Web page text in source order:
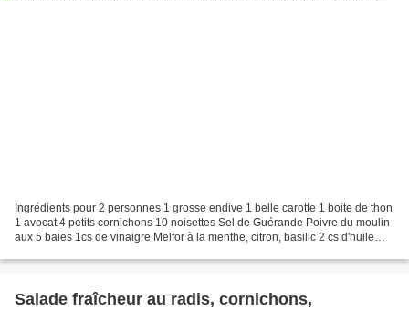
Ingrédients pour 2 personnes 1 grosse endive 1 belle carotte 1 boite de thon
1 avocat 4 petits cornichons 10 noisettes Sel de Guérande Poivre du moulin
aux 5 baies 1cs de vinaigre Melfor à la menthe, citron, basilic 2 cs d'huile
Salade fraîcheur au radis, cornichons,